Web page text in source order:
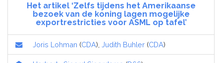
Het artikel ‘Zelfs tijdens het Amerikaanse
bezoek van de koning lagen mogelijke
exportrestricties voor ASML op tafel’
Joris Lohman (CDA), Judith Buhler (CDA)